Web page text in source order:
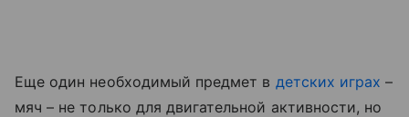
Еще один необходимый предмет в детских играх –
мяч – не только для двигательной активности, но